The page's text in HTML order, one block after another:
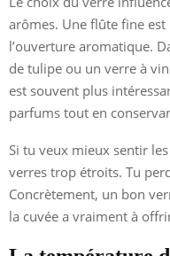
arômes. Une flûte fine
l’ouverture aromatique.
de tulipe ou un verre à
est souvent plus
parfums tout en
Si tu veux mieux sentir
verres trop étroits. Tu
Concrètement, un bon
la cuvée a vraiment à